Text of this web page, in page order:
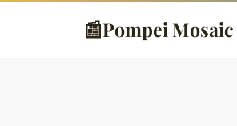
📰Pompei Mosaic